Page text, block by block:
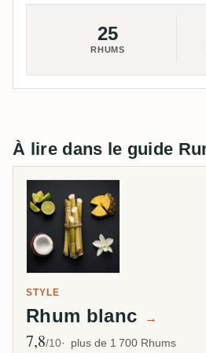
25
RHUMS
À lire dans le guide
STYLE
Rhum blanc →
Note moyenne
7,8/10 plus de 1 700 Rhums